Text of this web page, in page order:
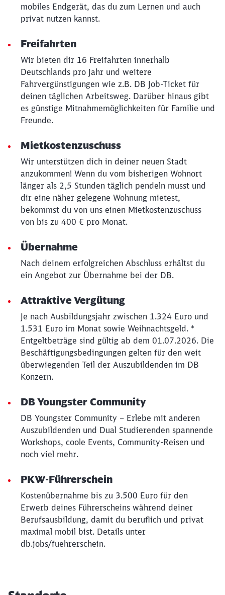
mobiles Endgerät, das du zum Lernen und auch
privat nutzen kannst.
Freifahrten
Wir bieten dir 16 Freifahrten innerhalb
Deutschlands pro Jahr und weitere
Fahrvergünstigungen wie z.B. DB Job-Ticket für
deinen täglichen Arbeitsweg. Darüber hinaus gibt
es günstige Mitnahmemöglichkeiten für Familie und
Freunde.
Mietkostenzuschuss
Wir unterstützen dich in deiner neuen Stadt
anzukommen! Wenn du vom bisherigen Wohnort
länger als 2,5 Stunden täglich pendeln musst und
dir eine näher gelegene Wohnung mietest,
bekommst du von uns einen Mietkostenzuschuss
von bis zu 400 € pro Monat.
Übernahme
Nach deinem erfolgreichen Abschluss erhältst du
ein Angebot zur Übernahme bei der DB.
Attraktive Vergütung
Je nach Ausbildungsjahr zwischen 1.324 Euro und
1.531 Euro im Monat sowie Weihnachtsgeld. *
Entgeltbeträge sind gültig ab dem 01.07.2026. Die
Beschäftigungsbedingungen gelten für den weit
überwiegenden Teil der Auszubildenden im DB
Konzern.
DB Youngster Community
DB Youngster Community – Erlebe mit anderen
Auszubildenden und Dual Studierenden spannende
Workshops, coole Events, Community-Reisen und
noch viel mehr.
PKW-Führerschein
Kostenübernahme bis zu 3.500 Euro für den
Erwerb deines Führerscheins während deiner
Berufsausbildung, damit du beruflich und privat
maximal mobil bist. Details unter
db.jobs/fuehrerschein.
Möchten Sie zuweitergeleitet
werden?
Abbrechen Weiter